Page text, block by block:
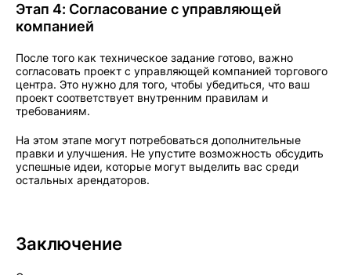
Этап 4: Согласование с управляющей
компанией
После того как техническое задание готово, важно
согласовать проект с управляющей компанией торгового
центра. Это нужно для того, чтобы убедиться, что ваш
проект соответствует внутренним правилам и
требованиям.
На этом этапе могут потребоваться дополнительные
правки и улучшения. Не упустите возможность обсудить
успешные идеи, которые могут выделить вас среди
остальных арендаторов.
Заключение